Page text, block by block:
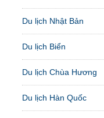
Du lịch Nhật Bản
Du lịch Biển
Du lịch Chùa Hương
Du lịch Hàn Quốc